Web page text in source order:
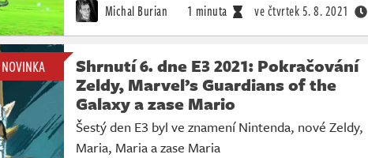
Michal Burian 1 minuta ve čtvrtek 5. 8. 2021
NOVINKA
Shrnutí 6. dne E3 2021: Pokračování
Zeldy, Marvel’s Guardians of the
Galaxy a zase Mario
Šestý den E3 byl ve znamení Nintenda, nové Zeldy,
Maria, Maria a zase Maria